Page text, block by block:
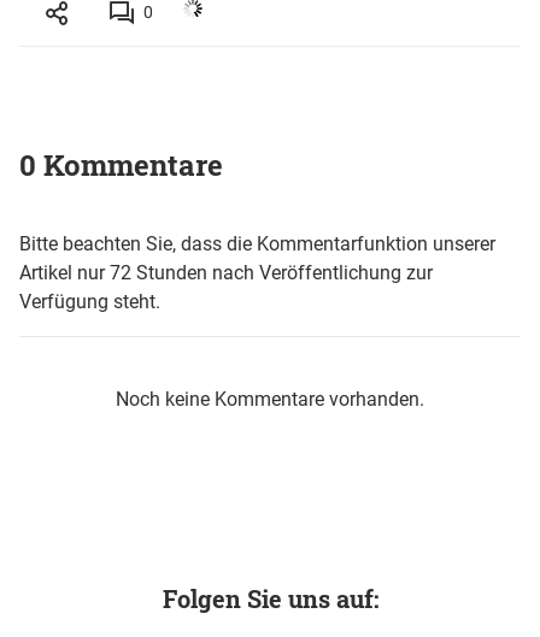
0
0 Kommentare
Bitte beachten Sie, dass die Kommentarfunktion unserer
Artikel nur 72 Stunden nach Veröffentlichung zur
Verfügung steht.
Noch keine Kommentare vorhanden.
Folgen Sie uns auf: